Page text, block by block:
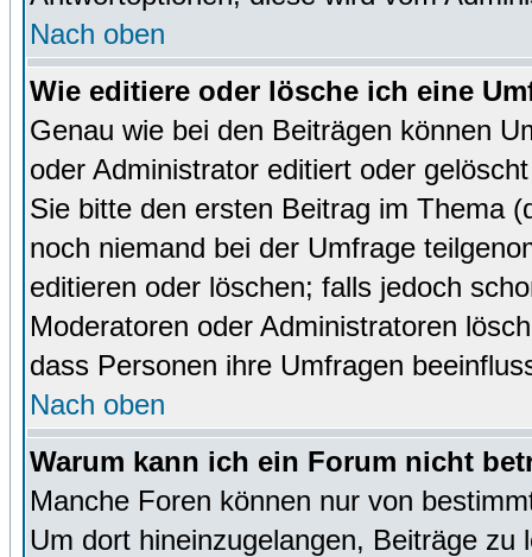
Nach oben
Wie editiere oder lösche ich eine
Genau wie bei den Beiträgen können
oder Administrator editiert oder
Sie bitte den ersten Beitrag im Thema
noch niemand bei der Umfrage
editieren oder löschen; falls jedoch
Moderatoren oder Administratoren
dass Personen ihre Umfragen
Nach oben
Warum kann ich ein Forum nicht
Manche Foren können nur von
Um dort hineinzugelangen, Beiträge